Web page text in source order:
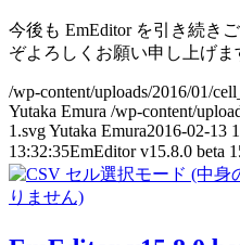
今後も EmEditor を引き続き
ぞよろしくお願い申し上げま
/wp-content/uploads/2016/01/
Yutaka Emura /wp-content/
1.svgYutaka Emura2016-02-13
13:32:35EmEditor v15.8.0 beta